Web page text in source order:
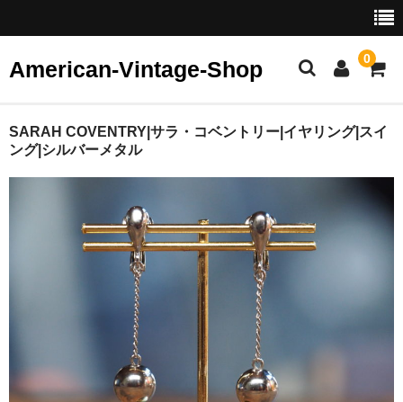
American-Vintage-Shop 0
ホーム
ヴィンテージ ジュエリー
イヤリング
ブレスレット・バングル
リング
SARAH COVENTRY|サラ・コベントリー|イヤリング|スイ
ング|シルバーメタル